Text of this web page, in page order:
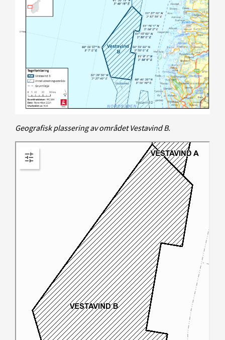
Geografisk plassering av området Vestavind B.